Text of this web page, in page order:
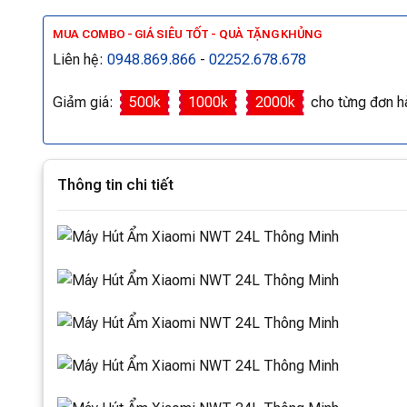
MUA COMBO - GIÁ SIÊU TỐT - QUÀ TẶNG KHỦNG
Liên hệ: 0948.869.866 - 02252.678.678
Giảm giá: 500k 1000k 2000k cho từng đơn
Thông tin chi tiết